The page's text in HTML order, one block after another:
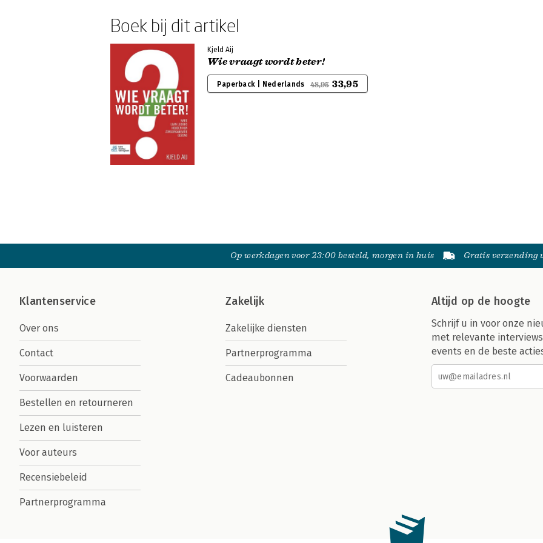
Boek bij dit artikel
Kjeld Aij
Wie vraagt wordt beter!
Paperback | Nederlands 48,95 33,95
Op werkdagen voor 23:00 besteld, morgen in huis Gratis verzending
Klantenservice
Over ons
Contact
Voorwaarden
Bestellen en retourneren
Lezen en luisteren
Voor auteurs
Recensiebeleid
Partnerprogramma
Zakelijk
Zakelijke diensten
Partnerprogramma
Cadeaubonnen
Altijd op de hoogte
Schrijf u in voor onze
met relevante
events en de beste